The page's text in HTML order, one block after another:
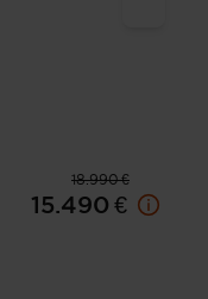
18.990 €
15.490 €